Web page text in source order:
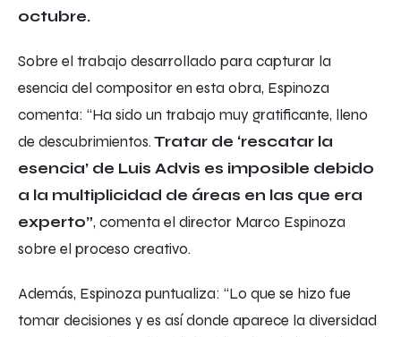
octubre.
Sobre el trabajo desarrollado para capturar la
esencia del compositor en esta obra, Espinoza
comenta: “Ha sido un trabajo muy gratificante, lleno
de descubrimientos.Tratar de ‘rescatar la
esencia’ de Luis Advis es imposible debido
a la multiplicidad de áreas en las que era
experto”, comenta el director Marco Espinoza
sobre el proceso creativo.
Además, Espinoza puntualiza: “Lo que se hizo fue
tomar decisiones y es así donde aparece la diversidad